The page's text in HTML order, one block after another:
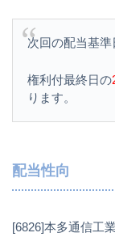
次回の配当基準
権利付最終日の
ります。
配当性向
[6826]本多通信工